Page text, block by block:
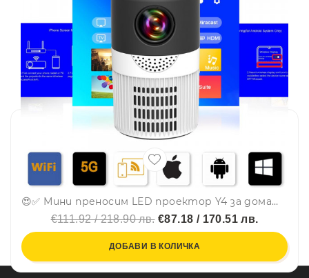
😍✅ Мини преносим LED проектор Y4 за домашно кино, за телефон, таблети и др. - 600 лумена
€111.92 / 218.90 лв.€87.18 / 170.51 лв.
ДОБАВИ В КОЛИЧКА